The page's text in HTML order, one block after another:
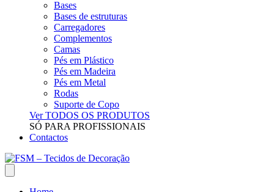
Bases
Bases de estruturas
Carregadores
Complementos
Camas
Pés em Plástico
Pés em Madeira
Pés em Metal
Rodas
Suporte de Copo
Ver TODOS OS PRODUTOS
SÓ PARA PROFISSIONAIS
Contactos